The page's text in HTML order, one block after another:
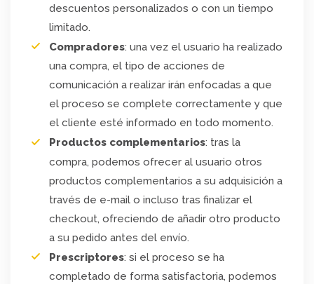
descuentos personalizados o con un tiempo
limitado.
Compradores: una vez el usuario ha realizado
una compra, el tipo de acciones de
comunicación a realizar irán enfocadas a que
el proceso se complete correctamente y que
el cliente esté informado en todo momento.
Productos complementarios: tras la
compra, podemos ofrecer al usuario otros
productos complementarios a su adquisición a
través de e-mail o incluso tras finalizar el
checkout, ofreciendo de añadir otro producto
a su pedido antes del envío.
Prescriptores: si el proceso se ha
completado de forma satisfactoria, podemos